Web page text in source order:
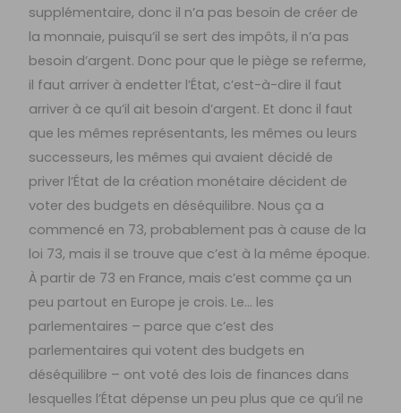
supplémentaire, donc il n’a pas besoin de créer de
la monnaie, puisqu’il se sert des impôts, il n’a pas
besoin d’argent. Donc pour que le piège se referme,
il faut arriver à endetter l’État, c’est-à-dire il faut
arriver à ce qu’il ait besoin d’argent. Et donc il faut
que les mêmes représentants, les mêmes ou leurs
successeurs, les mêmes qui avaient décidé de
priver l’État de la création monétaire décident de
voter des budgets en déséquilibre. Nous ça a
commencé en 73, probablement pas à cause de la
loi 73, mais il se trouve que c’est à la même époque.
À partir de 73 en France, mais c’est comme ça un
peu partout en Europe je crois. Le… les
parlementaires – parce que c’est des
parlementaires qui votent des budgets en
déséquilibre – ont voté des lois de finances dans
lesquelles l’État dépense un peu plus que ce qu’il ne